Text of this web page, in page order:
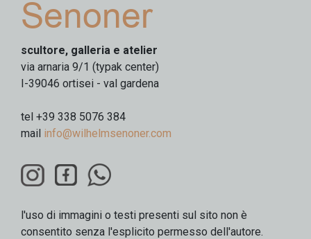
Senoner
scultore, galleria e atelier
via arnaria 9/1 (typak center)
I-39046 ortisei - val gardena
tel +39 338 5076 384
mail info@wilhelmsenoner.com
l'uso di immagini o testi presenti sul sito non è
consentito senza l'esplicito permesso dell'autore.